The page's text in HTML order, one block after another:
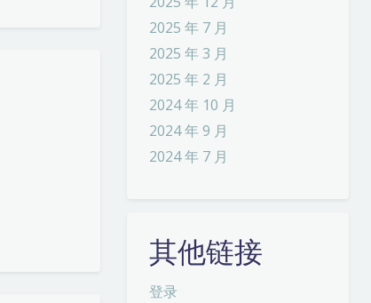
2025 年 7 月
2025 年 3 月
2025 年 2 月
2024 年 10 月
2024 年 9 月
2024 年 7 月
其他链接
登录